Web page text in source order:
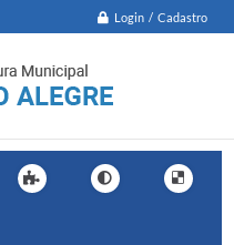
Login / Cadastro